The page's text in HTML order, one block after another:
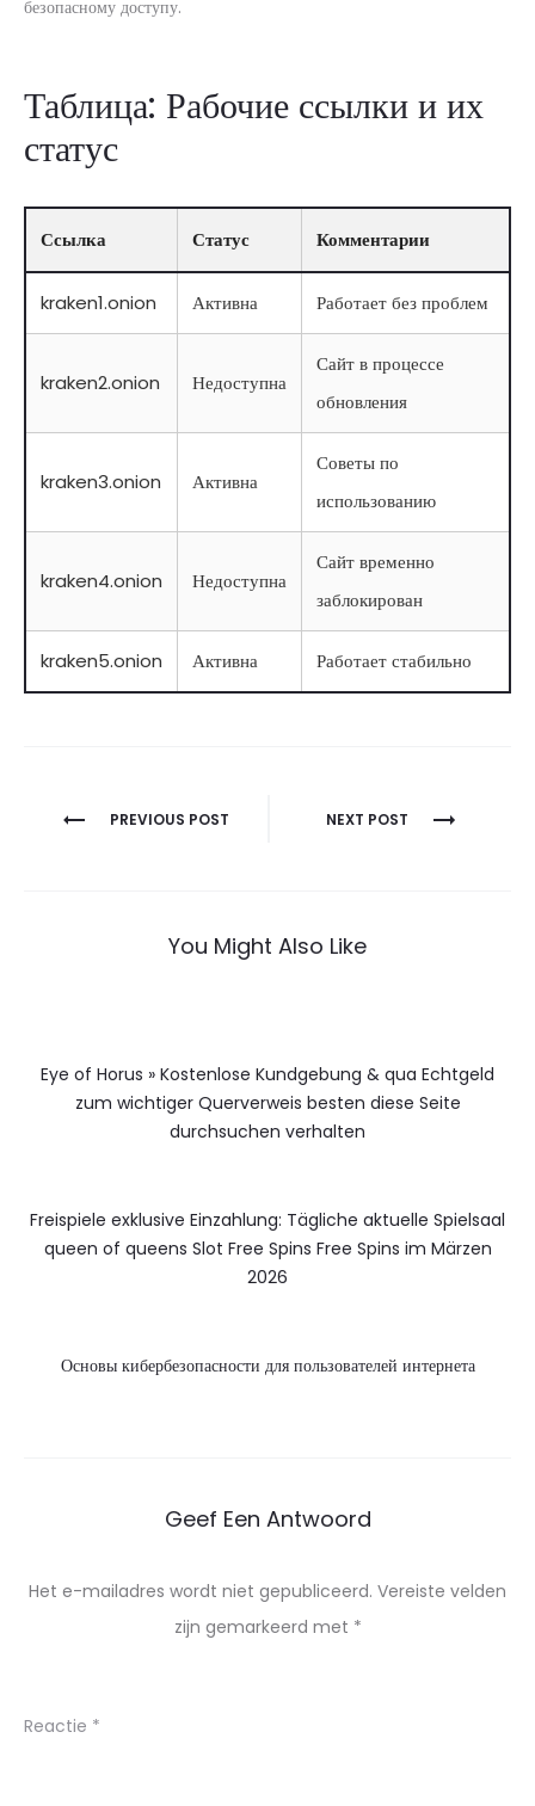
безопасному доступу.
Таблица: Рабочие ссылки и их
статус
Ссылка Статус Комментарии
kraken1.onion Активна Работает без проблем
kraken2.onion Недоступна
Сайт в процессе
обновления
kraken3.onion Активна
Советы по
использованию
kraken4.onion Недоступна
Сайт временно
заблокирован
kraken5.onion Активна Работает стабильно
Berichtnavigatie
PREVIOUS POST NEXT POST
You Might Also Like
Eye of Horus » Kostenlose Kundgebung & qua Echtgeld
zum wichtiger Querverweis besten diese Seite
durchsuchen verhalten
Freispiele exklusive Einzahlung: Tägliche aktuelle Spielsaal
queen of queens Slot Free Spins Free Spins im Märzen
2026
Основы кибербезопасности для пользователей интернета
Geef Een Antwoord
Het e-mailadres wordt niet gepubliceerd. Vereiste velden
zijn gemarkeerd met *
Reactie *